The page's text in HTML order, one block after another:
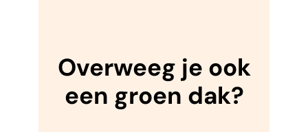
Overweeg je ook
een groen dak?